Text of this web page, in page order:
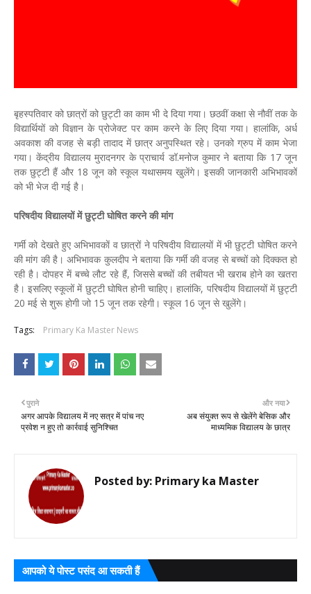
बृहस्पतिवार को छात्रों को छुट्टी का काम भी दे दिया गया। छठवीं कक्षा से नौवीं तक के
विद्यार्थियों को विज्ञान के प्रोजेक्ट पर काम करने के लिए दिया गया। हालांकि, अर्ध
अवकाश की वजह से बड़ी तादाद में छात्र अनुपस्थित रहे। उनको ग्रुप में काम भेजा
गया। केंद्रीय विद्यालय मुरादनगर के प्राचार्य डॉ.मनोज कुमार ने बताया कि 17 जून
तक छुट्टी हैं और 18 जून को स्कूल यथासमय खुलेंगे। इसकी जानकारी अभिभावकों
को भी भेज दी गई है।
परिषदीय विद्यालयों में छुट्टी घोषित करने की मांग
गर्मी को देखते हुए अभिभावकाें व छात्रों ने परिषदीय विद्यालयों में भी छुट्टी घोषित करने
की मांग की है। अभिभावक कुलदीप ने बताया कि गर्मी की वजह से बच्चों को दिक्कत हो
रही है। दोपहर में बच्चे लौट रहे हैं, जिससे बच्चों की तबीयत भी खराब होने का खतरा
है। इसलिए स्कूलों में छुट्टी घोषित होनी चाहिए। हालांकि, परिषदीय विद्यालयों में छुट्टी
20 मई से शुरू होगी जो 15 जून तक रहेगी। स्कूल 16 जून से खुलेंगे।
Tags: Primary Ka Master News
और नया
अब संयुक्त रूप से खेलेंगे बेसिक और
माध्यमिक विद्यालय के छात्र
पुराने
अगर आपके विद्यालय में नए सत्र में पांच नए
प्रवेश न हुए तो कार्रवाई सुनिश्चित
Posted by: Primary ka Master
आपको ये पोस्ट पसंद आ सकती हैं